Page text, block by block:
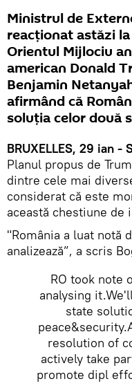
Ministrul de
reacţionat astăzi
Orientul Mijlociu
american Donald
Benjamin
afirmând că
soluţia celor două
BRUXELLES, 29 ian -
Planul propus de
dintre cele mai
considerat că este
această chestiune de
"România a luat notă
analizează”, a scris
RO took note
analysing
state
resolution of
actively take
promote dipl